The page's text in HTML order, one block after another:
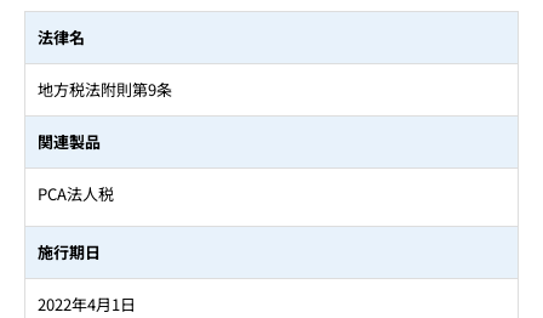
法律名
地方税法附則第9条
関連製品
PCA法人税
施行期日
2022年4月1日